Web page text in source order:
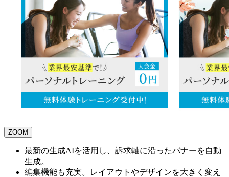
ZOOM
最新の生成AIを活用し、訴求軸に沿ったバナーを自動
生成。
編集機能も充実。レイアウトやデザインを大きく変え